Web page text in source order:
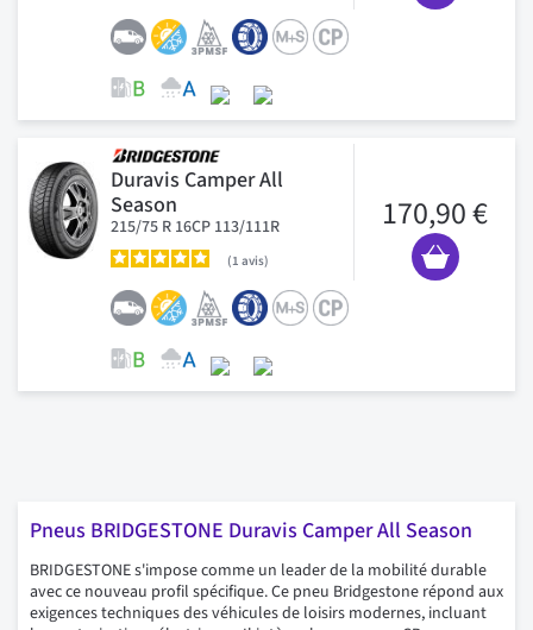
Duravis Camper All
Season
215/75 R 16CP 113/111R
1 avis
170,90 €
Pneus BRIDGESTONE Duravis Camper All Season
BRIDGESTONE s'impose comme un leader de la mobilité durable
avec ce nouveau profil spécifique. Ce pneu Bridgestone répond aux
exigences techniques des véhicules de loisirs modernes, incluant